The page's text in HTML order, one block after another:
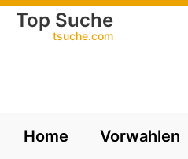
Top Suche
tsuche.com
Home Vorwahlen